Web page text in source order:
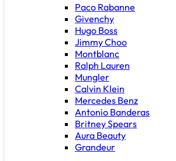
Paco Rabanne
Givenchy
Hugo Boss
Jimmy Choo
Montblanc
Ralph Lauren
Mungler
Calvin Klein
Mercedes Benz
Antonio Banderas
Britney Spears
Aura Beauty
Grandeur